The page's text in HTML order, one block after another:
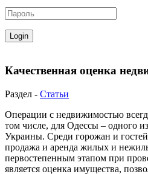
Качественная оценка
Раздел - Статьи
Операции с недвижимостью
том числе, для Одессы – одного
Украины. Среди горожан и
продажа и аренда жилых и
первостепенным этапом при
является оценка имущества,